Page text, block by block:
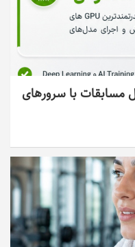
مسابقات با سرورهای